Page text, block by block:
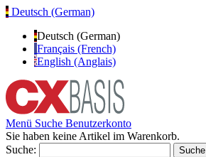
Deutsch (German)
Deutsch (German)
Français (French)
English (Anglais)
Menü Suche Benutzerkonto
Sie haben keine Artikel im Warenkorb.
Suche:
Suche